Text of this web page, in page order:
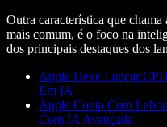
Outra característica que chama
mais comum, é o foco na
dos principais destaques dos
Apple Deve Lançar
Em IA
Apple Conta Com
Com IA Avançada